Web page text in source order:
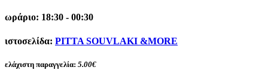
ωράριο: 18:30 - 00:30
ιστοσελίδα: PITTA SOUVLAKI &MORE
ελάχιστη παραγγελία: 5.00€